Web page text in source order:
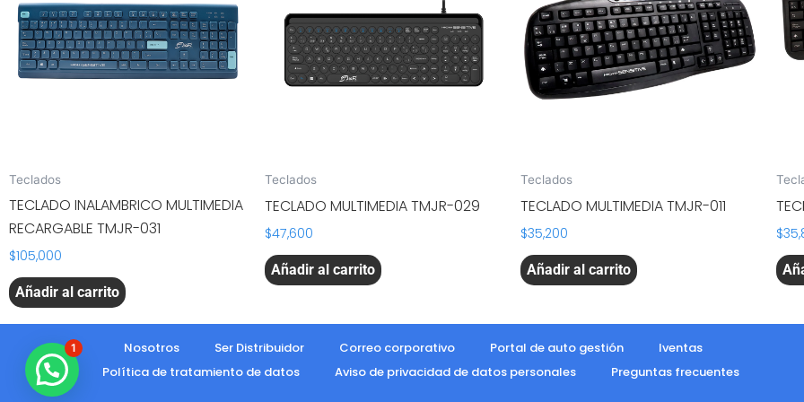
Teclados
TECLADO INALAMBRICO MULTIMEDIA
RECARGABLE TMJR-031
$105,000
Añadir al carrito
Teclados
TECLADO MULTIMEDIA TMJR-029
$47,600
Añadir al carrito
Teclados
TECLADO MULTIMEDIA TMJR-011
$35,200
Añadir al carrito
$
Nosotros Ser Distribuidor Correo corporativo Portal de auto gestión
Iventas
Política de tratamiento de datos
Aviso de privacidad de datos personales Preguntas frecuentes
1